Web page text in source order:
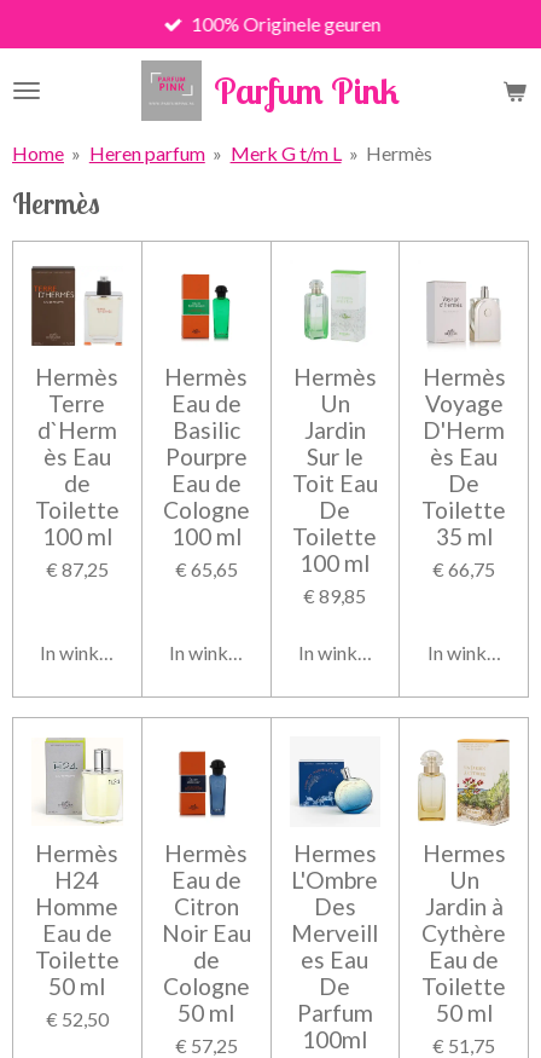
direct
naar
Parfum Pink
100% Originele geuren
Home » Heren parfum » Merk G t/m L » Hermès
Hermès
Hermès
Terre
d`Herm
ès Eau
de
Toilette
100 ml
€ 87,25
In winkelwagen
Hermès
Eau de
Basilic
Pourpre
Eau de
Cologne
100 ml
€ 65,65
In winkelwagen
Hermès
Un
Jardin
Sur le
Toit Eau
De
Toilette
100 ml
€ 89,85
In winkelwagen
Hermès
Voyage
D'Herm
ès Eau
De
Toilette
35 ml
€ 66,75
In
Hermès
H24
Homme
Eau de
Toilette
50 ml
€ 52,50
Hermès
Eau de
Citron
Noir Eau
de
Cologne
50 ml
€ 57,25
Hermes
L'Ombre
Des
Merveill
es Eau
De
Parfum
100ml
Hermes
Un
Jardin à
Cythère
Eau de
Toilette
50 ml
€ 51,75